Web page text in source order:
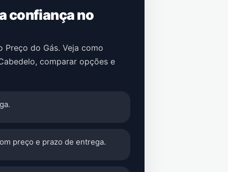
confiança no
do Gás. Veja como
, comparar opções e
preço e prazo de entrega.